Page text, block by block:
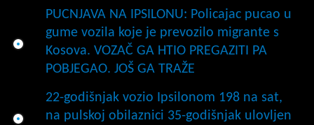
PUCNJAVA NA IPSILONU: Policajac pucao u
gume vozila koje je prevozilo migrante s
Kosova. VOZAČ GA HTIO PREGAZITI PA
POBJEGAO. JOŠ GA TRAŽE
22-godišnjak vozio Ipsilonom 198 na sat,
na pulskoj obilaznici 35-godišnjak ulovljen